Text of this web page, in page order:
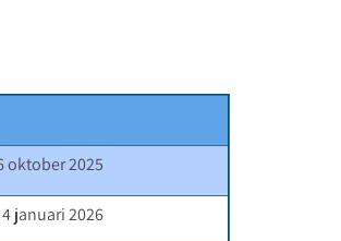
oktober 2025
januari 2026